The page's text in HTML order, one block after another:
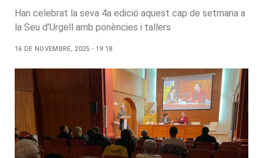
Han celebrat la seva 4a edició aquest cap de setmana a
la Seu d’Urgell amb ponències i tallers
16 DE NOVEMBRE, 2025 - 19:18